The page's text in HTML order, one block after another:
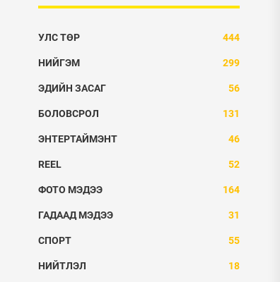
УЛС ТӨР 444
НИЙГЭМ 299
ЭДИЙН ЗАСАГ 56
БОЛОВСРОЛ 131
ЭНТЕРТАЙМЭНТ 46
REEL 52
ФОТО МЭДЭЭ 164
ГАДААД МЭДЭЭ 31
СПОРТ 55
НИЙТЛЭЛ 18